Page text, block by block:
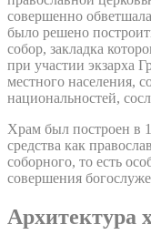
совершенно
было решено
собор, закладка
при участии экзарха
местного населения,
национальностей,
Храм был построен в
средства как
соборного, то есть
совершения
Архитектура